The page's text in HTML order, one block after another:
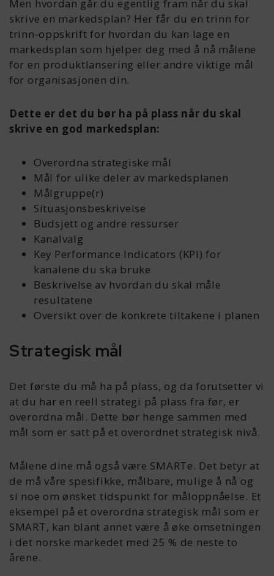
Men hvordan går du egentlig fram når du skal
skrive en markedsplan? Her får du en trinn for
trinn-oppskrift for hvordan du kan lage en
markedsplan som hjelper deg med å nå målene
for en produktlansering eller andre viktige mål
for organisasjonen din.
Dette er det du bør ha på plass når du skal
skrive en god markedsplan:
Overordna strategiske mål
Mål for ulike deler av markedsplanen
Målgruppe(r)
Situasjonsbeskrivelse
Budsjett og andre ressurser
Kanalvalg
Key Performance Indicators (KPI) for
kanalene du ska bruke
Beskrivelse av hvordan du skal måle
resultatene
Oversikt over de konkrete tiltakene i planen
Strategisk mål
Det første du må ha på plass, og da forutsetter vi
at du har en reell strategi på plass fra før, er
overordna mål. Dette bør henge sammen med
mål som er satt på et overordnet strategisk nivå.
Målene dine må også være SMARTe. Det betyr at
de må våre spesifikke, målbare, mulige å nå og
si noe om ønsket tidspunkt for måloppnåelse. Et
eksempel på et overordna strategisk mål som er
SMART, kan blant annet være å øke omsetningen
i det norske markedet med 25 % de neste to
årene.